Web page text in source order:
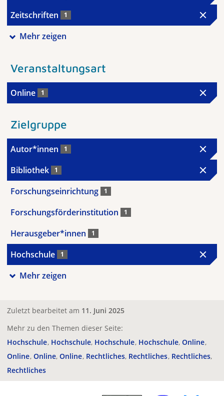
Zeitschriften 1
Mehr zeigen
Veranstaltungsart
Online 1
Zielgruppe
Autor*innen 1
Bibliothek 1
Forschungseinrichtung 1
Forschungsförderinstitution 1
Herausgeber*innen 1
Hochschule 1
Mehr zeigen
Zuletzt bearbeitet am 11. Juni 2025
Mehr zu den Themen dieser Seite:
Hochschule Hochschule Hochschule Hochschule Online
Online Online Online Rechtliches Rechtliches Rechtliches
Rechtliches